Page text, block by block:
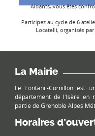
Aidants, vous êtes
Participez au cycle de 6
Locatelli, organisés par
La Mairie
Le Fontanil-Cornillon est
département de l'Isère en
partie de Grenoble Alpes
Horaires